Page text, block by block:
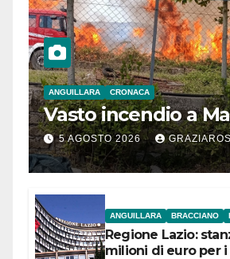
ANGUILLARA CRONACA
Vasto incendio a
5 AGOSTO 2026
ANGUILLARA BRACCIANO
Regione Lazio:
milioni di euro per i